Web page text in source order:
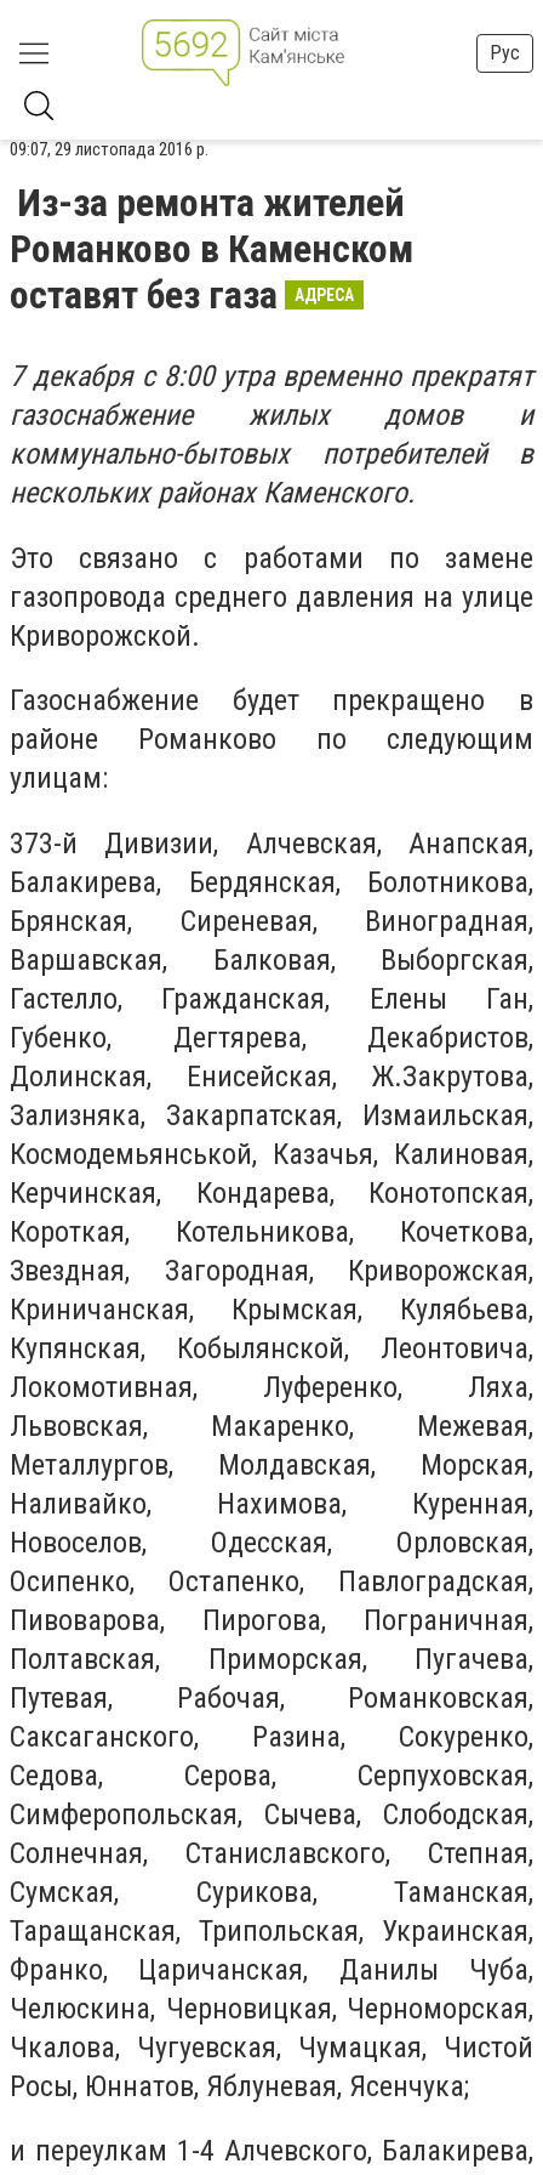
Рус
09:07, 29 листопада 2016 р.
Из-за ремонта жителей
Романково в Каменском
оставят без газа
АДРЕСА
7 декабря с 8:00 утра временно прекратят
газоснабжение жилых домов и
коммунально-бытовых потребителей в
нескольких районах Каменского.
Это связано с работами по замене
газопровода среднего давления на улице
Криворожской.
Газоснабжение будет прекращено в
районе Романково по следующим
улицам:
373-й Дивизии, Алчевская, Анапская,
Балакирева, Бердянская, Болотникова,
Брянская, Сиреневая, Виноградная,
Варшавская, Балковая, Выборгская,
Гастелло, Гражданская, Елены Ган,
Губенко, Дегтярева, Декабристов,
Долинская, Енисейская, Ж.Закрутова,
Зализняка, Закарпатская, Измаильская,
Космодемьянськой, Казачья, Калиновая,
Керчинская, Кондарева, Конотопская,
Короткая, Котельникова, Кочеткова,
Звездная, Загородная, Криворожская,
Криничанская, Крымская, Кулябьева,
Купянская, Кобылянской, Леонтовича,
Локомотивная, Луференко, Ляха,
Львовская, Макаренко, Межевая,
Металлургов, Молдавская, Морская,
Наливайко, Нахимова, Куренная,
Новоселов, Одесская, Орловская,
Осипенко, Остапенко, Павлоградская,
Пивоварова, Пирогова, Пограничная,
Полтавская, Приморская, Пугачева,
Путевая, Рабочая, Романковская,
Саксаганского, Разина, Сокуренко,
Седова, Серова, Серпуховская,
Симферопольская, Сычева, Слободская,
Солнечная, Станиславского, Степная,
Сумская, Сурикова, Таманская,
Таращанская, Трипольская, Украинская,
Франко, Царичанская, Данилы Чуба,
Челюскина, Черновицкая, Черноморская,
Чкалова, Чугуевская, Чумацкая, Чистой
Росы, Юннатов, Яблуневая, Ясенчука;
и переулкам 1-4 Алчевского, Балакирева,